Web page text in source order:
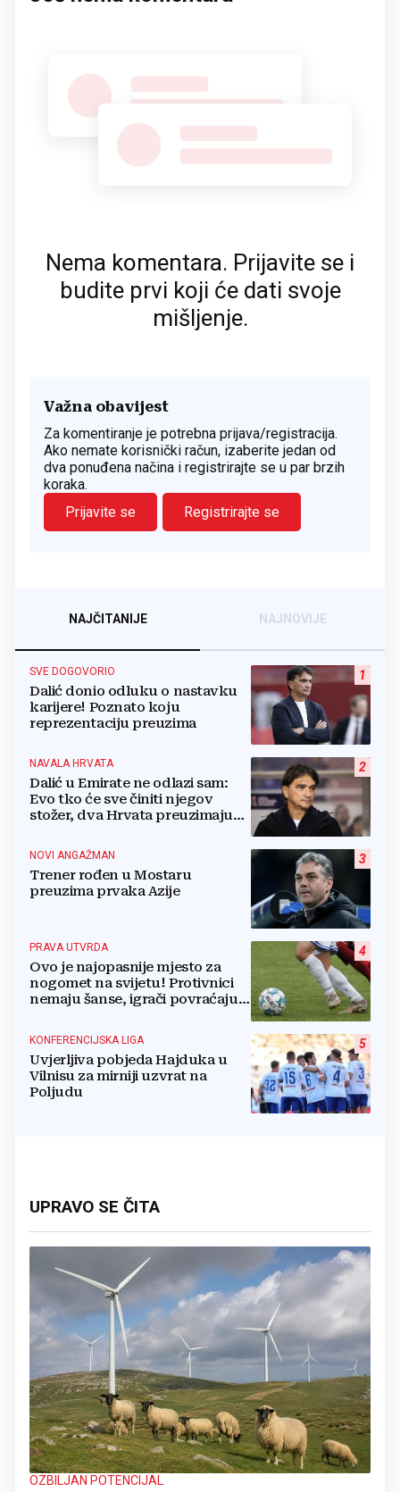
Nema komentara. Prijavite se i
budite prvi koji će dati svoje
mišljenje.
Važna obavijest
Za komentiranje je potrebna prijava/registracija.
Ako nemate korisnički račun, izaberite jedan od
dva ponuđena načina i registrirajte se u par brzih
koraka.
Prijavite se
Registrirajte se
NAJČITANIJE NAJNOVIJE
1
SVE DOGOVORIO
Dalić donio odluku o nastavku
karijere! Poznato koju
reprezentaciju preuzima
2
NAVALA HRVATA
Dalić u Emirate ne odlazi sam:
Evo tko će sve činiti njegov
stožer, dva Hrvata preuzimaju
3
NOVI ANGAŽMAN
Trener rođen u Mostaru
preuzima prvaka Azije
4
PRAVA UTVRDA
Ovo je najopasnije mjesto za
nogomet na svijetu! Protivnici
nemaju šanse, igrači povraćaju,
5
KONFERENCIJSKA LIGA
Uvjerljiva pobjeda Hajduka u
Vilnisu za mirniji uzvrat na
Poljudu
UPRAVO SE ČITA
OZBILJAN POTENCIJAL